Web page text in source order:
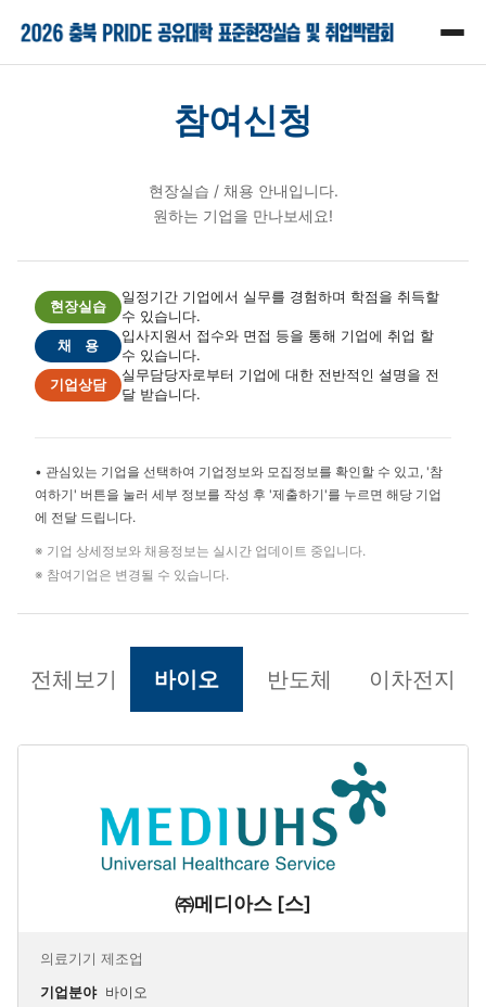
참여신청
현장실습 / 채용 안내입니다.
원하는 기업을 만나보세요!
현장실습
일정기간 기업에서 실무를 경험하며 학점을 취득할
수 있습니다.
채 용
입사지원서 접수와 면접 등을 통해 기업에 취업 할
수 있습니다.
기업상담
실무담당자로부터 기업에 대한 전반적인 설명을 전
달 받습니다.
• 관심있는 기업을 선택하여 기업정보와 모집정보를 확인할 수 있고, '참
여하기' 버튼을 눌러 세부 정보를 작성 후 '제출하기'를 누르면 해당 기업
에 전달 드립니다.
※ 기업 상세정보와 채용정보는 실시간 업데이트 중입니다.
※ 참여기업은 변경될 수 있습니다.
전체보기 바이오 반도체 이차전지
㈜메디아스 [스]
의료기기 제조업
기업분야 바이오